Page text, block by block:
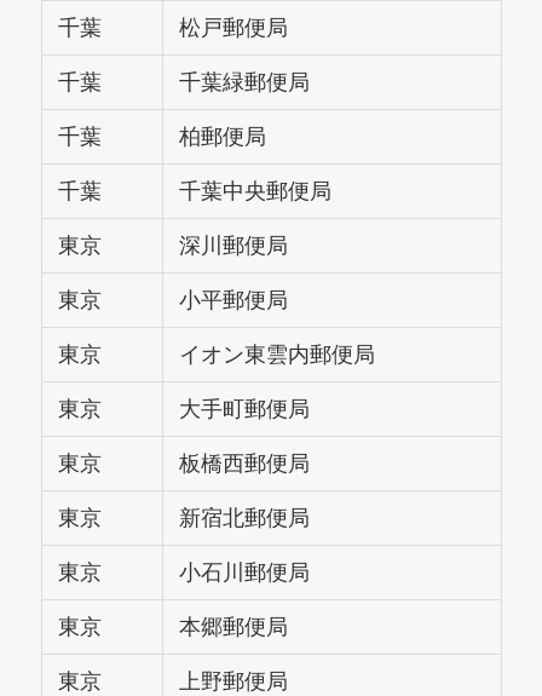
千葉 松戸郵便局
千葉 千葉緑郵便局
千葉 柏郵便局
千葉 千葉中央郵便局
東京 深川郵便局
東京 小平郵便局
東京 イオン東雲内郵便局
東京 大手町郵便局
東京 板橋西郵便局
東京 新宿北郵便局
東京 小石川郵便局
東京 本郷郵便局
東京 上野郵便局